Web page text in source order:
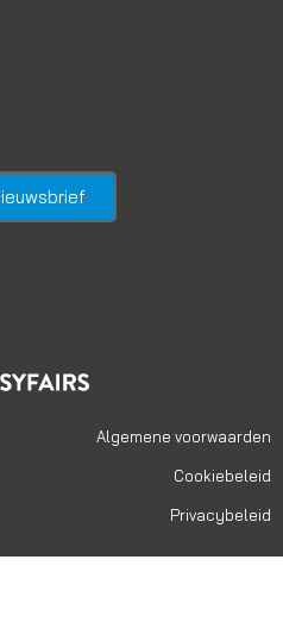
Algemene voorwaarden
Cookiebeleid
Privacybeleid